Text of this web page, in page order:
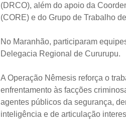
(DRCO), além do apoio da
(CORE) e do Grupo de Trabalho
No Maranhão, participaram
Delegacia Regional de Cururupu.
A Operação Nêmesis reforça o
enfrentamento às facções
agentes públicos da segurança,
inteligência e de articulação